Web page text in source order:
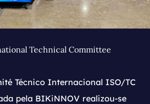
Technical Committee
Técnico Internacional ISO/TC
pela BIKiNNOV realizou-se